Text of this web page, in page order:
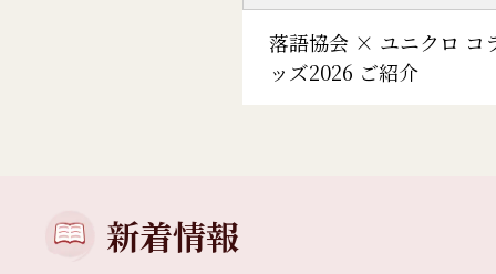
落語協会 × ユニクロ コ
ッズ2026 ご紹介
新着情報